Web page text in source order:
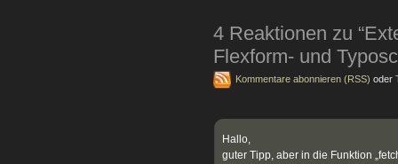
4 Reaktionen zu
Flexform- und
Kommentare abonnieren (RSS) oder
Hallo,
guter Tipp, aber in die Funktion